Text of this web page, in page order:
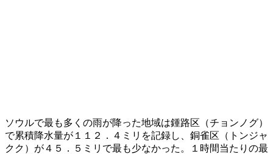
ソウルで最も多くの雨が降った地域は鍾路区（チョンノグ）
で累積降水量が１１２．４ミリを記録し、銅雀区（トンジャ
クク）が４５．５ミリで最も少なかった。１時間当たりの最